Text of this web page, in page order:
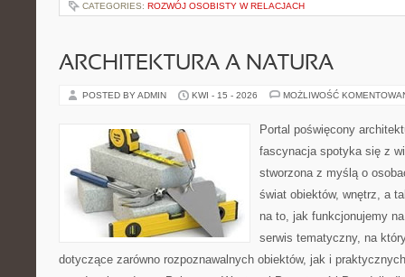
CATEGORIES: ROZWÓJ OSOBISTY W RELACJACH
ARCHITEKTURA A NATURA
POSTED BY ADMIN KWI - 15 - 2026 MOŻLIWOŚĆ
Portal poświęcony
fascynacja spotyka się z
stworzona z myślą o
świat obiektów, wnętrz, a
na to, jak funkcjonujemy
serwis tematyczny, na
dotyczące zarówno rozpoznawalnych obiektów, jak i